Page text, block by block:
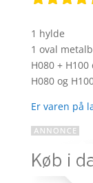
som
ud af 5
baseret
på
kundebedø
mmelser
1 hylde
1 oval
H080 +
H080 og
Er varen på